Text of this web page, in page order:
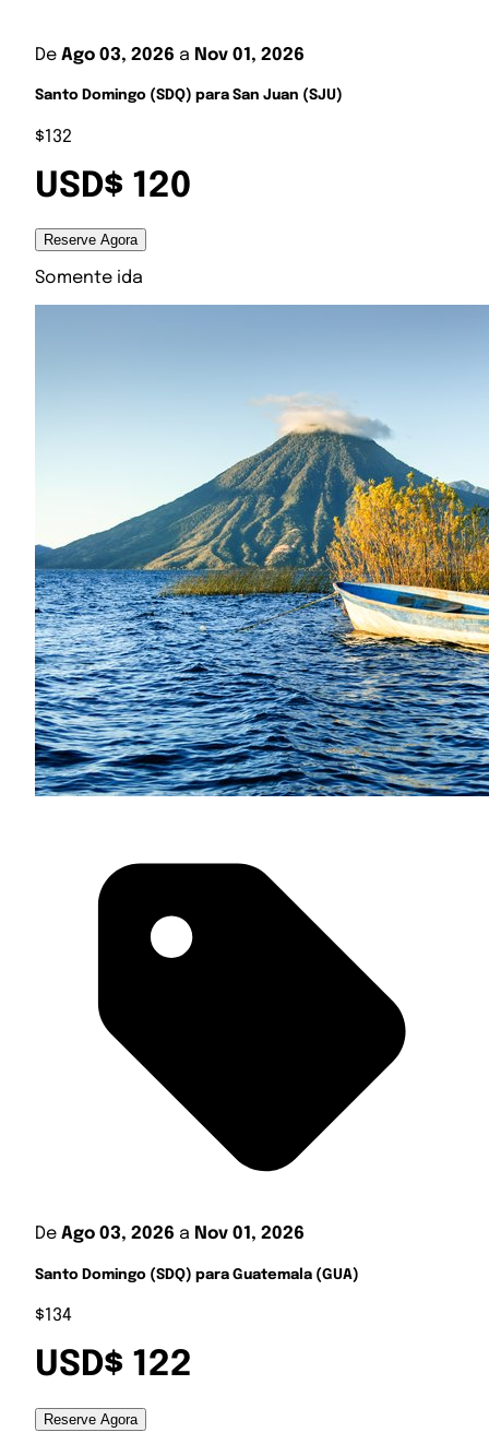
De Ago 03, 2026 a Nov 01, 2026
Santo Domingo (SDQ) para San Juan (SJU)
$132
USD$ 120
Reserve Agora
Somente ida
De Ago 03, 2026 a Nov 01, 2026
Santo Domingo (SDQ) para Guatemala (GUA)
$134
USD$ 122
Reserve Agora